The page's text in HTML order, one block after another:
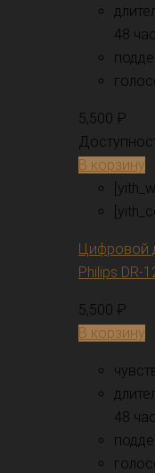
48
5,500 ₽
В корзину
Цифровой
Philips DR-
5,500 ₽
В корзину
48